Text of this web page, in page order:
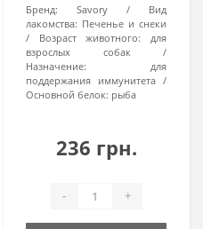
Бренд: Savory
Вид
лакомства: Печенье и снеки
Возраст животного:
для
взрослых собак
Назначение:
для
поддержания иммунитета
Основной белок: рыба
236 грн.
- +